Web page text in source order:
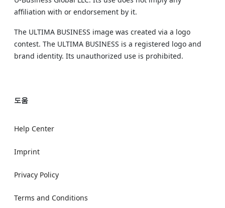
affiliation with or endorsement by it.
The ULTIMA BUSINESS image was created via a logo
contest. The ULTIMA BUSINESS is a registered logo and
brand identity. Its unauthorized use is prohibited.
도움
Help Center
Imprint
Privacy Policy
Terms and Conditions